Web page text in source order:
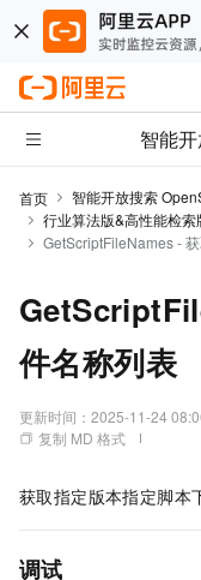
智能
首页 智能开放搜索
行业算法版&高性能检索
GetScriptFileNames -
件名称列表
更新时间： 2025-11-24
复制 MD 格式
获取指定版本指定脚本
调试